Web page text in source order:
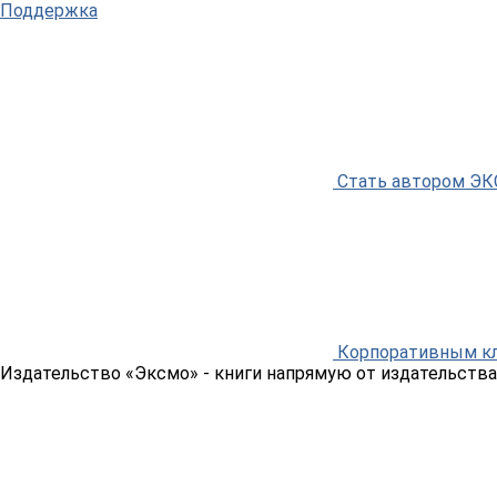
Поддержка
Стать автором
Корпоративным
Издательство «Эксмо» - книги напрямую от издательства